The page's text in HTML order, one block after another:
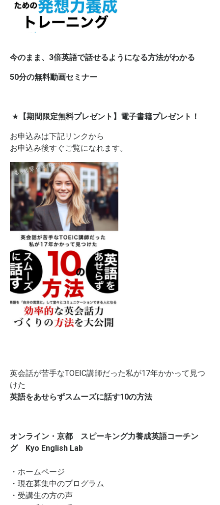
今のまま、3倍英語で話せるようになる方法がわかる
50分の無料動画セミナー
★ 【期間限定無料プレゼント】電子書籍プレゼント！
お申込みは下記リンクから
お申込み後すぐご覧になれます。
英会話が苦手なTOEIC講師だった私が17年かかって見つ
けた
英語をあせらずスムーズに話す10の方法
オンライン・京都 スピーキング力養成英語コーチン
グ Kyo English Lab
・ ホームページ
・ 現在募集中のプログラム
・ 受講生の方の声